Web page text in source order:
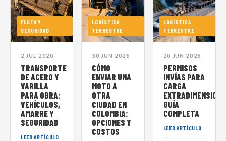
FLOTA Y
SEGURIDAD
2 JUL 2026
TRANSPORTE
DE ACERO Y
VARILLA
PARA OBRA:
VEHÍCULOS,
AMARRE Y
SEGURIDAD
LEER ARTÍCULO
LOGÍSTICA
TERRESTRE
30 JUN 2026
CÓMO
ENVIAR UNA
MOTO A
OTRA
CIUDAD EN
COLOMBIA:
OPCIONES Y
COSTOS
LOGÍSTICA
TERRESTRE
26 JUN 2026
PERMISOS
INVÍAS PARA
CARGA
GUÍA
COMPLETA
LEER ARTÍCULO
→